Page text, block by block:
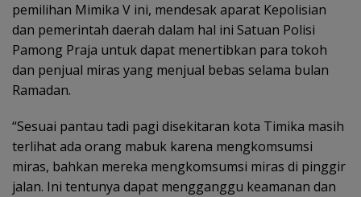
pemilihan Mimika V ini, mendesak aparat Kepolisian
dan pemerintah daerah dalam hal ini Satuan Polisi
Pamong Praja untuk dapat menertibkan para tokoh
dan penjual miras yang menjual bebas selama bulan
Ramadan.
“Sesuai pantau tadi pagi disekitaran kota Timika masih
terlihat ada orang mabuk karena mengkomsumsi
miras, bahkan mereka mengkomsumsi miras di pinggir
jalan. Ini tentunya dapat mengganggu keamanan dan